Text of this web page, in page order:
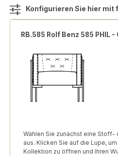
Konfigurieren Sie hier mit
RB.585 Rolf Benz 585 PHIL -
Wählen Sie zunächst eine
aus. Klicken Sie auf die Lupe,
Kollektion zu öffnen und Ihren